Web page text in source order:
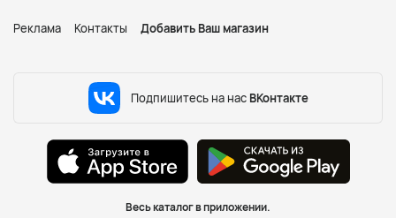
Реклама Контакты Добавить Ваш магазин
Подпишитесь на нас ВКонтакте
Весь каталог в приложении.